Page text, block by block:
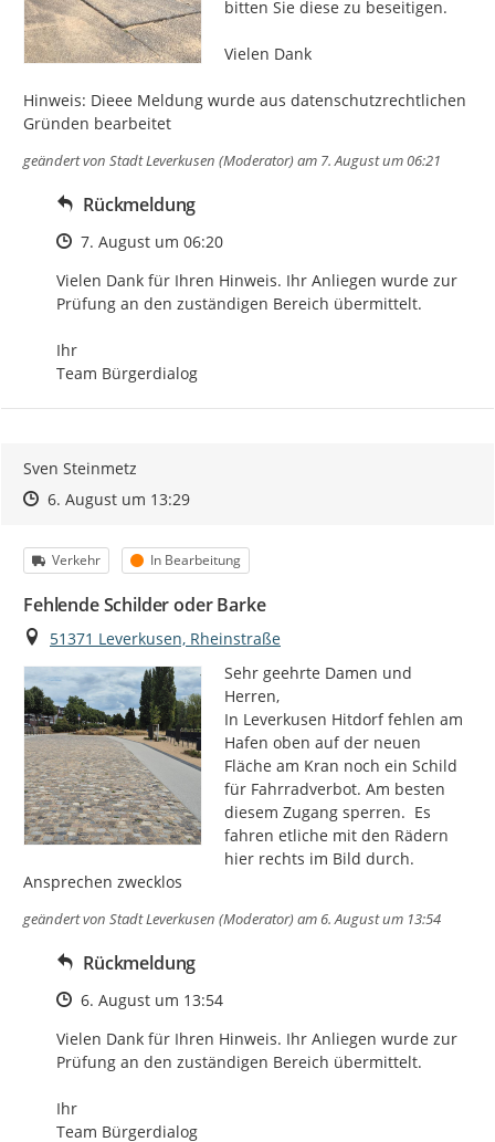
bitten Sie diese zu beseitigen.
Vielen Dank
Hinweis: Dieee Meldung wurde aus datenschutzrechtlichen
Gründen bearbeitet
geändert von Stadt Leverkusen (Moderator)am 7. August um 06:21
Rückmeldung
Zeitpunkt des Erstellens
7. August um 06:20
Vielen Dank für Ihren Hinweis. Ihr Anliegen wurde zur
Prüfung an den zuständigen Bereich übermittelt.
Ihr
Team Bürgerdialog
Sven Steinmetz
Zeitpunkt des Erstellens
Zeitpunkt des Erstellens
6. August um 13:29Zur Äußerung
Kategorie
Verkehr Status
In Bearbeitung
Fehlende Schilder oder Barke
Ort
51371 Leverkusen, Rheinstraße
Sehr geehrte Damen und
Herren,
In Leverkusen Hitdorf fehlen am
Hafen oben auf der neuen
Fläche am Kran noch ein Schild
für Fahrradverbot. Am besten
diesem Zugang sperren.  Es
fahren etliche mit den Rädern
hier rechts im Bild durch.
Ansprechen zwecklos
geändert von Stadt Leverkusen (Moderator)am 6. August um 13:54
Rückmeldung
Zeitpunkt des Erstellens
6. August um 13:54
Vielen Dank für Ihren Hinweis. Ihr Anliegen wurde zur
Prüfung an den zuständigen Bereich übermittelt.
Ihr
Team Bürgerdialog